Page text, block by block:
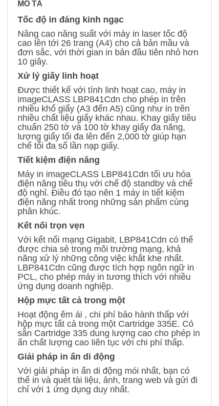
MÔ TẢ
Tốc độ in đáng kinh ngạc
Nâng cao năng suất với máy in laser tốc độ
cao lên tới 26 trang (A4) cho cả bản mầu và
đơn sắc, với thời gian in bản đầu tiên nhỏ hơn
10 giây.
Xử lý giấy linh hoạt
Được thiết kế với tính linh hoạt cao, máy in
imageCLASS LBP841Cdn cho phép in trên
nhiều khổ giấy (A3 đến A5) cũng như in trên
nhiều chất liệu giấy khác nhau. Khay giấy tiêu
chuẩn 250 tờ và 100 tờ khay giấy đa năng,
lượng giấy tối đa lên đến 2,000 tờ giúp hạn
chế tối đa số lần nạp giấy.
Tiết kiệm điện năng
Máy in imageCLASS LBP841Cdn tối ưu hóa
điện năng tiêu thụ với chế độ standby và chế
độ nghỉ. Điều đó tạo nên 1 máy in tiết kiệm
điện năng nhất trong những sản phẩm cùng
phân khúc.
Kết nối trọn vẹn
Với kết nối mạng Gigabit, LBP841Cdn có thể
được chia sẻ trong môi trường mạng, khả
năng xử lý những công việc khắt khe nhất.
LBP841Cdn cũng được tích hợp ngôn ngữ in
PCL, cho phép máy in tương thích với nhiều
ứng dụng doanh nghiệp.
Hộp mực tất cả trong một
Hoạt động êm ái , chi phí bảo hành thấp với
hộp mực tất cả trong một Cartridge 335E. Có
sẵn Cartridge 335 dung lượng cao cho phép in
ấn chất lượng cao liên tục với chi phí thấp.
Giải pháp in ấn di động
Với giải pháp in ấn di động mói nhất, bạn có
thể in và quét tài liệu, ảnh, trang web và gửi đi
chỉ với 1 ứng dụng duy nhất.